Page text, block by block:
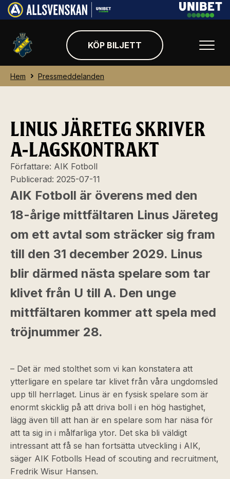
KÖP BILJETT
Hem Pressmeddelanden
LINUS JÄRETEG SKRIVER
A-LAGSKONTRAKT
Författare: AIK Fotboll
Publicerad: 2025-07-11
AIK Fotboll är överens med den
18-årige mittfältaren Linus Järeteg
om ett avtal som sträcker sig fram
till den 31 december 2029. Linus
blir därmed nästa spelare som tar
klivet från U till A. Den unge
mittfältaren kommer att spela med
tröjnummer 28.
– Det är med stolthet som vi kan konstatera att
ytterligare en spelare tar klivet från våra ungdomsled
upp till herrlaget. Linus är en fysisk spelare som är
enormt skicklig på att driva boll i en hög hastighet,
lägg även till att han är en spelare som har näsa för
att ta sig in i målfarliga ytor. Det ska bli väldigt
intressant att få se han fortsätta utveckling i AIK,
säger AIK Fotbolls Head of scouting and recruitment,
Fredrik Wisur Hansen.